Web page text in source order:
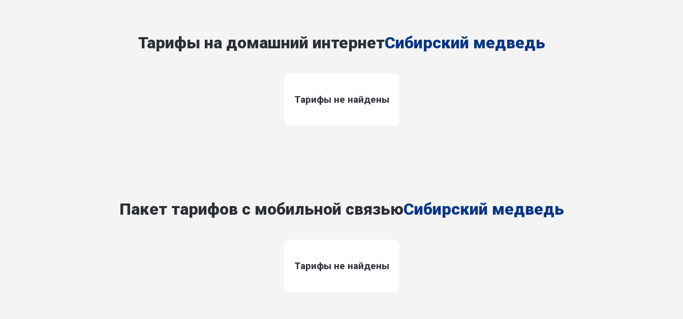
Тарифы на домашний интернетСибирский медведь
Тарифы не найдены
Пакет тарифов с мобильной связьюСибирский медведь
Тарифы не найдены